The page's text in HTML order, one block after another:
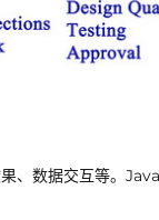
、数据交互等。